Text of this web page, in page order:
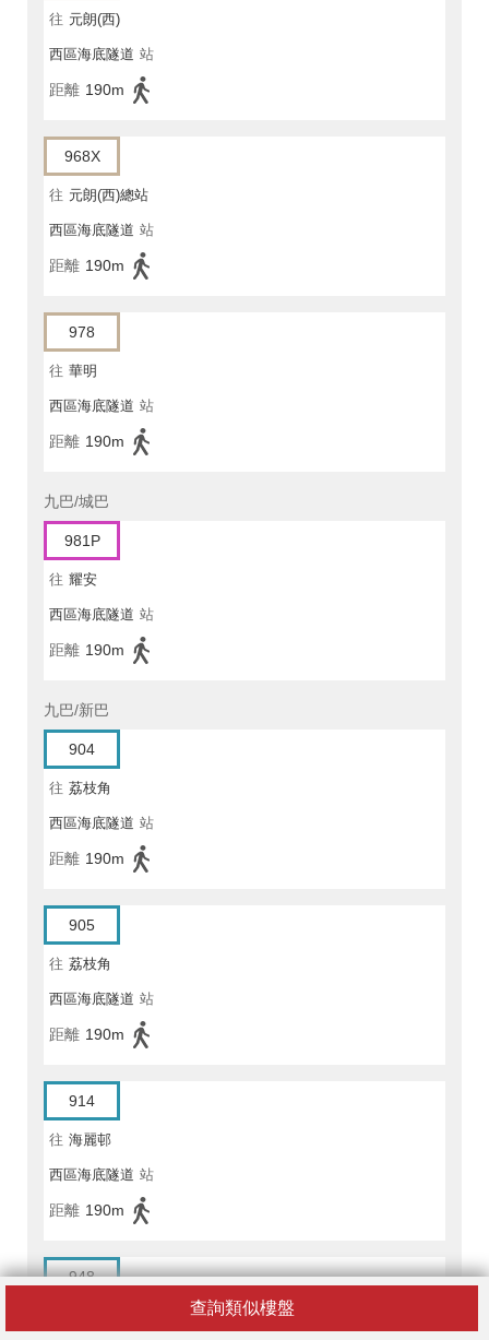
查詢類似樓盤
往 元朗(西)
西區海底隧道 站
距離 190m
968X
往 元朗(西)總站
西區海底隧道 站
距離 190m
978
往 華明
西區海底隧道 站
距離 190m
九巴/城巴
981P
往 耀安
西區海底隧道 站
距離 190m
九巴/新巴
904
往 荔枝角
西區海底隧道 站
距離 190m
905
往 荔枝角
西區海底隧道 站
距離 190m
914
往 海麗邨
西區海底隧道 站
距離 190m
948